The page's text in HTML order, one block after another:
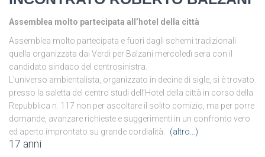
Assemblea molto partecipata all’hotel della città
Assemblea molto partecipata e fuori dagli schemi tradizionali
quella organizzata dai Verdi per Balzani mercoledì sera con il
candidato sindaco del centrosinistra.
L’universo ambientalista, organizzato in decine di sigle, si è trovato
presso la saletta del centro studi dell’Hotel della città in corso della
Repubblica n. 117 non per ascoltare il solito comizio, ma per porre
domande, avanzare richieste e suggerimenti in un confronto vero
ed aperto improntato su grande cordialità.
(altro…)
17 anni